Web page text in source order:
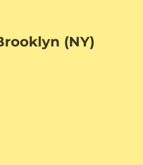
(NY)